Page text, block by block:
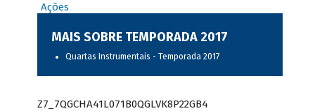
Ações
MAIS SOBRE TEMPORADA 2017
Quartas Instrumentais - Temporada 2017
Z7_7QGCHA41L071B0QGLVK8P22GB4